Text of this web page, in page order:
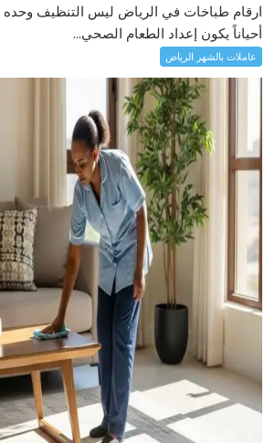
ارقام طباخات في الرياض ليس التنظيف وحده
أحياناً يكون إعداد الطعام الصحي...
عاملات بالشهر الرياض